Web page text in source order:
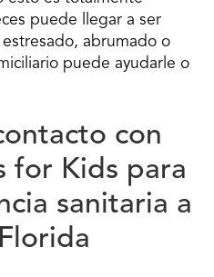
puede llegar a ser
abrumado o
puede ayudarle o
con
for Kids para
sanitaria a